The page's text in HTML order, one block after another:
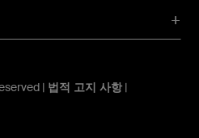
| 법적 고지 사항|